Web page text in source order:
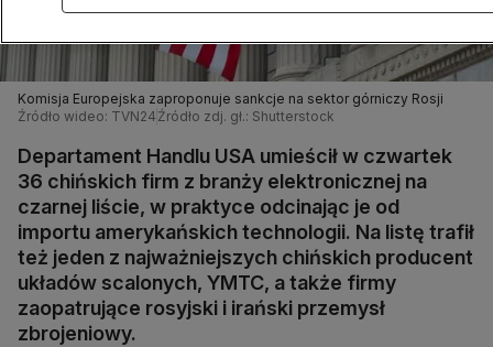
Komisja Europejska zaproponuje sankcje na sektor górniczy Rosji
Źródło wideo: TVN24 Źródło zdj. gł.: Shutterstock
Departament Handlu USA umieścił w czwartek
36 chińskich firm z branży elektronicznej na
czarnej liście, w praktyce odcinając je od
importu amerykańskich technologii. Na listę trafił
też jeden z najważniejszych chińskich producent
układów scalonych, YMTC, a także firmy
zaopatrujące rosyjski i irański przemysł
zbrojeniowy.